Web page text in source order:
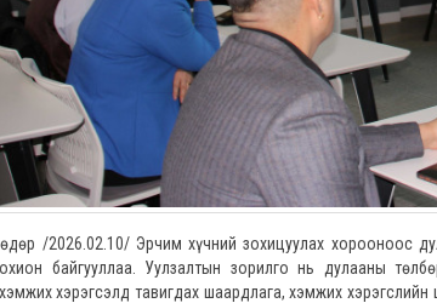
/2026.02.10/ Эрчим хүчний зохицуулах хорооноос
байгууллаа. Уулзалтын зорилго нь дулааны
хэрэгсэлд тавигдах шаардлага, хэмжих